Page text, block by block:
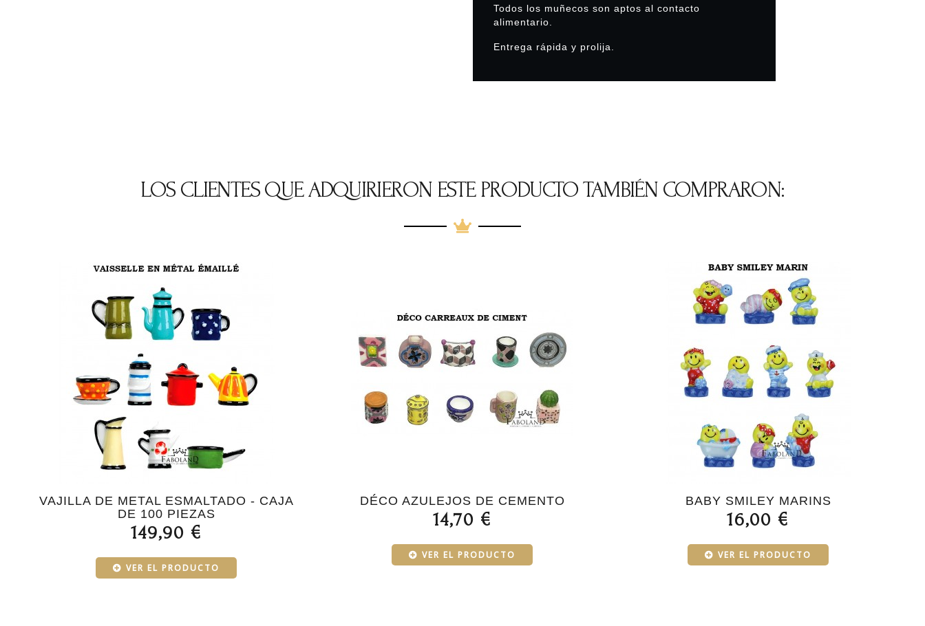
Todos los muñecos son aptos al contacto
alimentario.
Entrega rápida y prolija.
LOS CLIENTES QUE ADQUIRIERON ESTE PRODUCTO TAMBIÉN COMPRARON:
VAJILLA DE METAL ESMALTADO - CAJA
DE 100 PIEZAS
149,90 €
VER EL PRODUCTO
DÉCO AZULEJOS DE CEMENTO
14,70 €
VER EL PRODUCTO
BABY SMILEY MARINS
16,00 €
VER EL PRODUCTO